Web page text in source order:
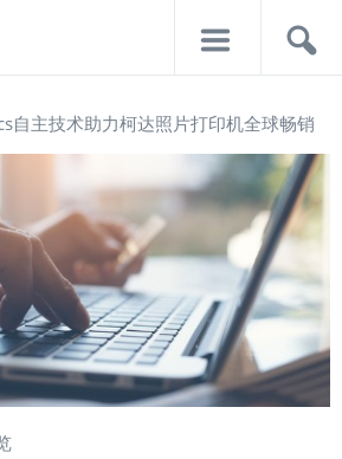
自主技术助力柯达照片打印机全球畅销